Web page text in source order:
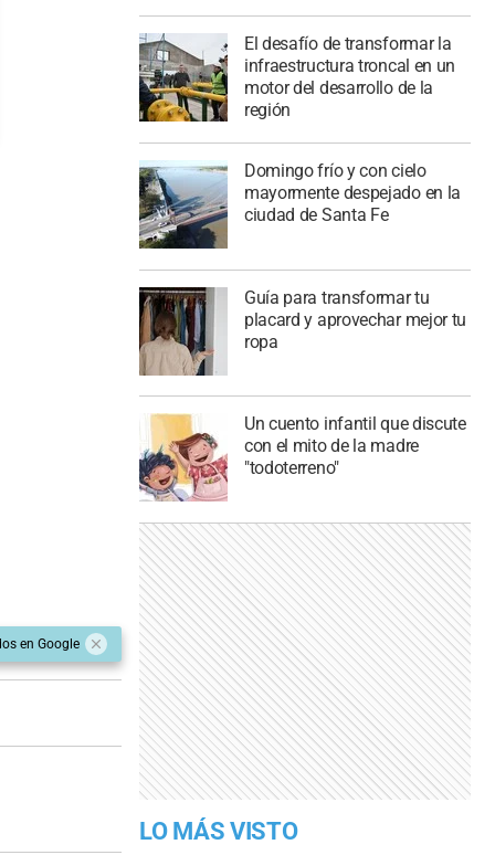
en Google
El desafío de transformar la
infraestructura troncal en un
motor del desarrollo de la
región
Domingo frío y con cielo
mayormente despejado en la
ciudad de Santa Fe
Guía para transformar tu
placard y aprovechar mejor tu
ropa
Un cuento infantil que discute
con el mito de la madre
"todoterreno"
LO MÁS VISTO